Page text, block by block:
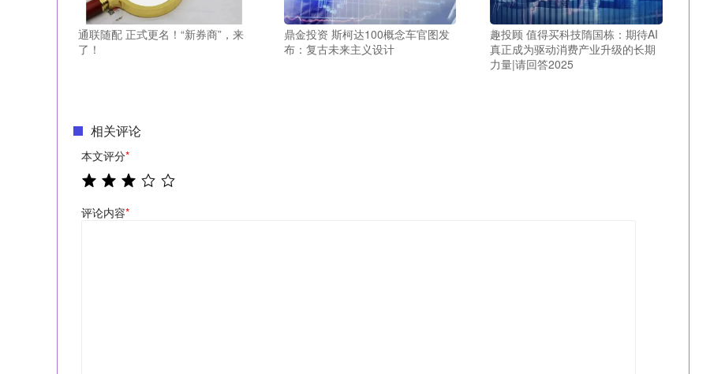
通联随配 正式更名！“新券商”，来
了！
鼎金投资 斯柯达100概念车官图发
布：复古未来主义设计
趣投顾 值得买科技隋国栋：期待AI
真正成为驱动消费产业升级的长期
力量|请回答2025
相关评论
本文评分*
评论内容*